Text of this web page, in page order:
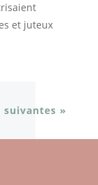
et juteux
suivantes »